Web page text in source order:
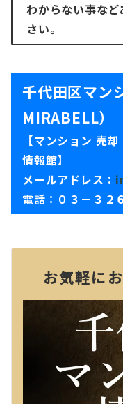
わからない事な
さい。
千代田区マン
MIRABELL）
【マンション 売
情報館】
メールアドレス：
電話：０３－３２
お気軽に